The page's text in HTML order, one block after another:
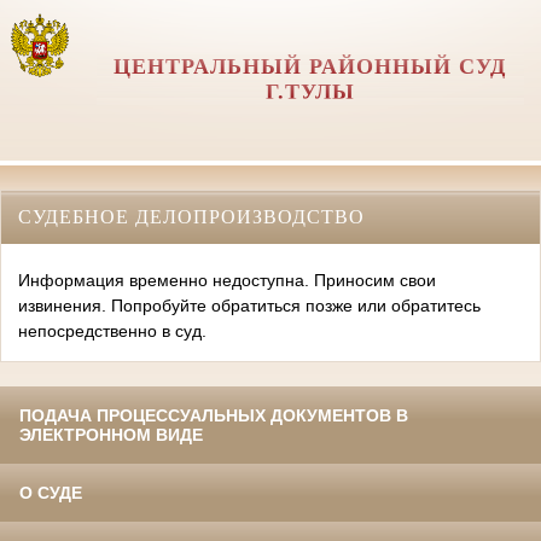
ЦЕНТРАЛЬНЫЙ РАЙОННЫЙ СУД
Г.ТУЛЫ
СУДЕБНОЕ ДЕЛОПРОИЗВОДСТВО
Информация временно недоступна. Приносим свои
извинения. Попробуйте обратиться позже или обратитесь
непосредственно в суд.
ПОДАЧА ПРОЦЕССУАЛЬНЫХ ДОКУМЕНТОВ В
ЭЛЕКТРОННОМ ВИДЕ
О СУДЕ